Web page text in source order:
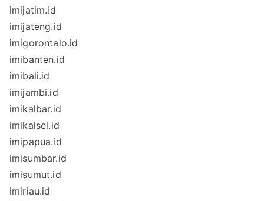
imijatim.id
imijateng.id
imigorontalo.id
imibanten.id
imibali.id
imijambi.id
imikalbar.id
imikalsel.id
imipapua.id
imisumbar.id
imisumut.id
imiriau.id